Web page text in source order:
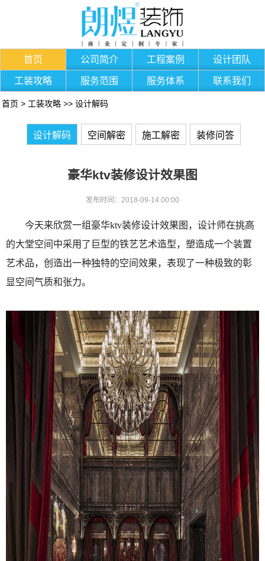
首页 公司简介 工程案例 设计团队
工装攻略 服务范围 服务体系 联系我们
首页 > 工装攻略 >> 设计解码
设计解码 空间解密 施工解密 装修问答
豪华ktv装修设计效果图
发布时间：2018-09-14 00:00
今天来欣赏一组豪华ktv装修设计效果图，设计师在挑高
的大堂空间中采用了巨型的铁艺艺术造型，塑造成一个装置
艺术品，创造出一种独特的空间效果，表现了一种极致的彰
显空间气质和张力。